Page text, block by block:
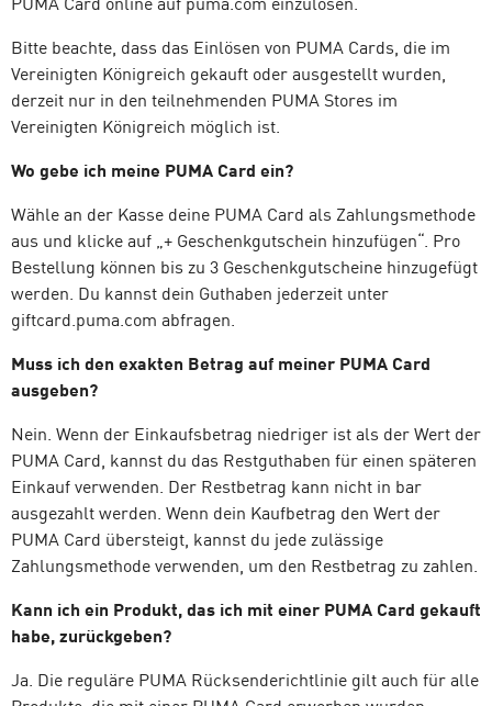
Bitte beachte, dass das Einlösen von PUMA Cards, die im
Vereinigten Königreich gekauft oder ausgestellt wurden,
derzeit nur in den teilnehmenden PUMA Stores im
Vereinigten Königreich möglich ist.
Wo gebe ich meine PUMA Card ein?
Wähle an der Kasse deine PUMA Card als Zahlungsmethode
aus und klicke auf „+ Geschenkgutschein hinzufügen“. Pro
Bestellung können bis zu 3 Geschenkgutscheine hinzugefügt
werden. Du kannst dein Guthaben jederzeit unter
giftcard.puma.com abfragen.
Muss ich den exakten Betrag auf meiner PUMA Card
ausgeben?
Nein. Wenn der Einkaufsbetrag niedriger ist als der Wert der
PUMA Card, kannst du das Restguthaben für einen späteren
Einkauf verwenden. Der Restbetrag kann nicht in bar
ausgezahlt werden. Wenn dein Kaufbetrag den Wert der
PUMA Card übersteigt, kannst du jede zulässige
Zahlungsmethode verwenden, um den Restbetrag zu zahlen.
Kann ich ein Produkt, das ich mit einer PUMA Card gekauft
habe, zurückgeben?
Ja. Die reguläre PUMA Rücksenderichtlinie gilt auch für alle